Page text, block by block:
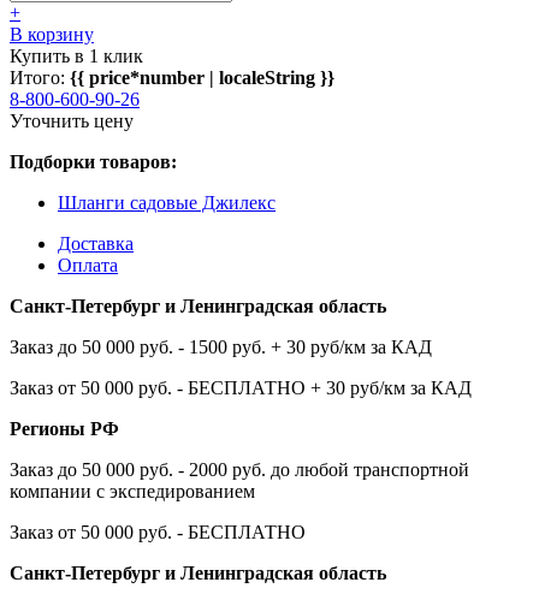
+
В корзину
Купить в 1 клик
Итого: {{ price*number | localeString }}
8-800-600-90-26
Уточнить цену
Подборки товаров:
Шланги садовые Джилекс
Доставка
Оплата
Санкт-Петербург и Ленинградская область
Заказ до 50 000 руб. - 1500 руб. + 30 руб/км за КАД
Заказ от 50 000 руб. - БЕСПЛАТНО + 30 руб/км за КАД
Регионы РФ
Заказ до 50 000 руб. - 2000 руб. до любой транспортной
компании с экспедированием
Заказ от 50 000 руб. - БЕСПЛАТНО
Санкт-Петербург и Ленинградская область